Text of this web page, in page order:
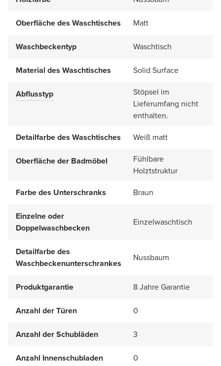
Oberfläche des Waschtisches Matt
Waschbeckentyp Waschtisch
Material des Waschtisches Solid Surface
Abflusstyp
Stöpsel im
Lieferumfang nicht
enthalten.
Detailfarbe des Waschtisches
Weiß matt
Oberfläche der Badmöbel
Fühlbare
Holztstruktur
Farbe des Unterschranks
Braun
Einzelne oder
Doppelwaschbecken
Einzelwaschtisch
Detailfarbe des
Waschbeckenunterschrankes
Nussbaum
Produktgarantie 8 Jahre Garantie
Anzahl der Türen 0
Anzahl der Schubläden 3
Anzahl Innenschubladen 0